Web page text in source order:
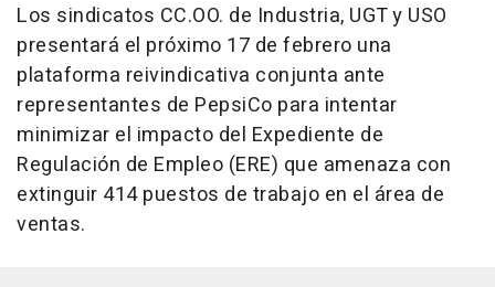
Los sindicatos CC.OO. de Industria, UGT y USO
presentará el próximo 17 de febrero una
plataforma reivindicativa conjunta ante
representantes de PepsiCo para intentar
minimizar el impacto del Expediente de
Regulación de Empleo (ERE) que amenaza con
extinguir 414 puestos de trabajo en el área de
ventas.